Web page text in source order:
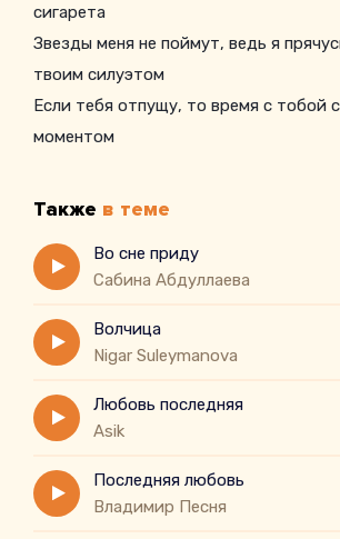
сигарета
Звезды меня не поймут, ведь я
твоим силуэтом
Если тебя отпущу, то время с тобой
моментом
Также в теме
Во сне приду
Сабина Абдуллаева
Волчица
Nigar Suleymanova
Любовь последняя
Asik
Последняя любовь
Владимир Песня